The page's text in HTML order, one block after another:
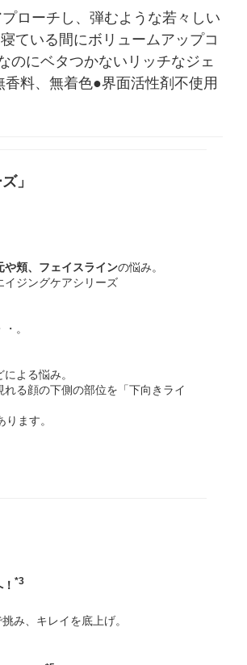
ローチし、弾むような若々しい
ている間にボリュームアップコ
のにベタつかないリッチなジェ
料、無着色●界面活性剤不使用
」
や頬、フェイスラインの悩み。
イジングケアシリーズ
。
よる悩み。
る顔の下側の部位を「下向きライ
ます。
*3
み、キレイを底上げ。